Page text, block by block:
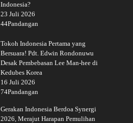
Indonesia?
23 Juli 2026
44Pandangan
Tokoh Indonesia Pertama yang
Bersuara! Pdt. Edwin Rondonuwu
Desak Pembebasan Lee Man-hee di
Kedubes Korea
16 Juli 2026
74Pandangan
Gerakan Indonesia Berdoa Synergi
2026, Merajut Harapan Pemulihan